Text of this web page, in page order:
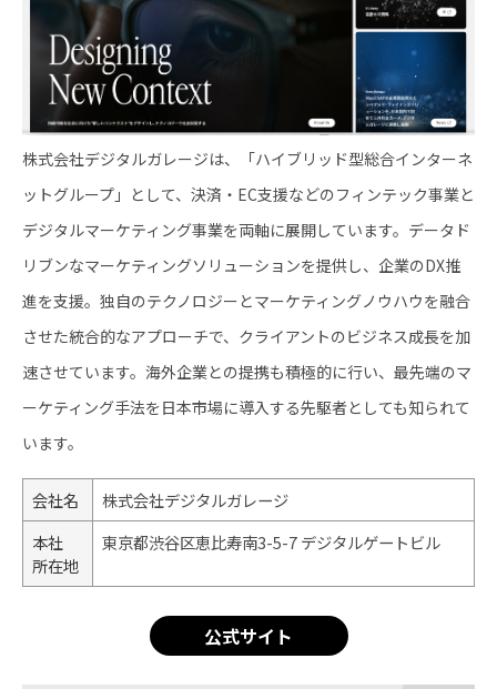
株式会社デジタルガレージは、「ハイブリッド型総合インターネ
ットグループ」として、決済・EC支援などのフィンテック事業と
デジタルマーケティング事業を両軸に展開しています。データド
リブンなマーケティングソリューションを提供し、企業のDX推
進を支援。独自のテクノロジーとマーケティングノウハウを融合
させた統合的なアプローチで、クライアントのビジネス成長を加
速させています。海外企業との提携も積極的に行い、最先端のマ
ーケティング手法を日本市場に導入する先駆者としても知られて
います。
会社名
株式会社デジタルガレージ
本社
所在地
東京都渋谷区恵比寿南3-5-7 デジタルゲートビル
公式サイト